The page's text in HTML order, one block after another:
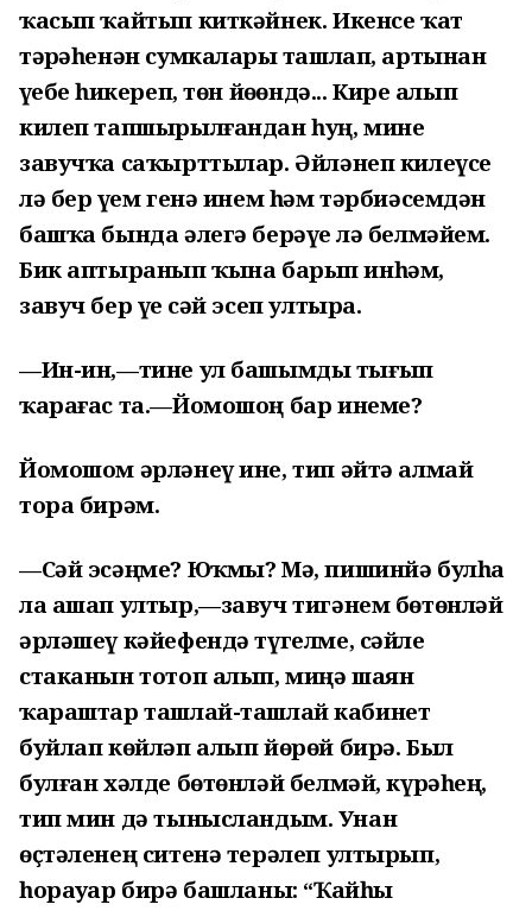
ҡасып ҡайтып киткәйнек. Икенсе ҡат
тәҙрәһенән сумкаларҙы ташлап, артынан
үҙебеҙ һикереп, төн йөҙөндә... Кире алып
килеп тапшырылғандан һуң, мине
завучҡа саҡырттылар. Әйләнеп килеүсе
лә бер үҙем генә инем һәм тәрбиәсемдән
башҡа бында әлегә берәүҙе лә белмәйем.
Бик аптыранып ҡына барып инһәм,
завуч бер үҙе сәй эсеп ултыра.
—Ин-ин,—тине ул башымды тығып
ҡарағас та.—Йомошоң бар инеме?
Йомошом әрләнеү ине, тип әйтә алмай
тора бирәм.
—Сәй эсәңме? Юҡмы? Мә, пишинйә булһа
ла ашап ултыр,—завуч тигәнем бөтөнләй
әрләшеү кәйефендә түгелме, сәйле
стаканын тотоп алып, миңә шаян
ҡараштар ташлай-ташлай кабинет
буйлап көйләп алып йөрөй бирә. Был
булған хәлде бөтөнләй белмәй, күрәһең,
тип мин дә тынысландым. Унан
өҫтәленең ситенә терәлеп ултырып,
һорауҙар бирә башланы: “Ҡайһы